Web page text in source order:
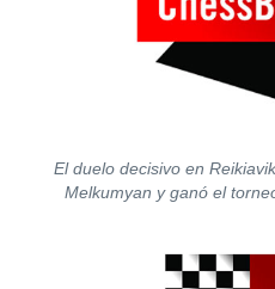
El duelo decisivo en
Melkumyan y ganó el